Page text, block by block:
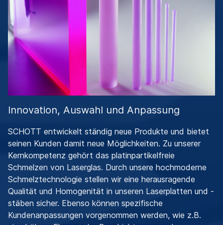
Innovation, Auswahl und Anpassung
SCHOTT entwickelt ständig neue Produkte und bietet
seinen Kunden damit neue Möglichkeiten. Zu unserer
Kernkompetenz gehört das platinpartikelfreie
Schmelzen von Laserglas. Durch unsere hochmoderne
Schmelztechnologie stellen wir eine herausragende
Qualität und Homogenität in unseren Laserplatten und -
stäben sicher. Ebenso können spezifische
Kundenanpassungen vorgenommen werden, wie z.B.